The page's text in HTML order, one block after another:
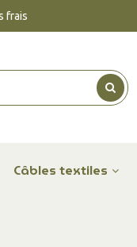
frais
Câbles textiles